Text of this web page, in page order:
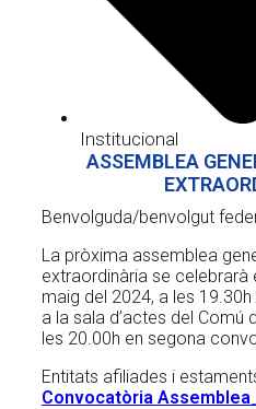
Institucional
ASSEMBLEA
Benvolguda/benvolgut
La pròxima assemblea
extraordinària se celebrarà
maig del 2024, a les
a la sala d’actes del Comú
les 20.00h en segona
Entitats afiliades i
Convocatòria